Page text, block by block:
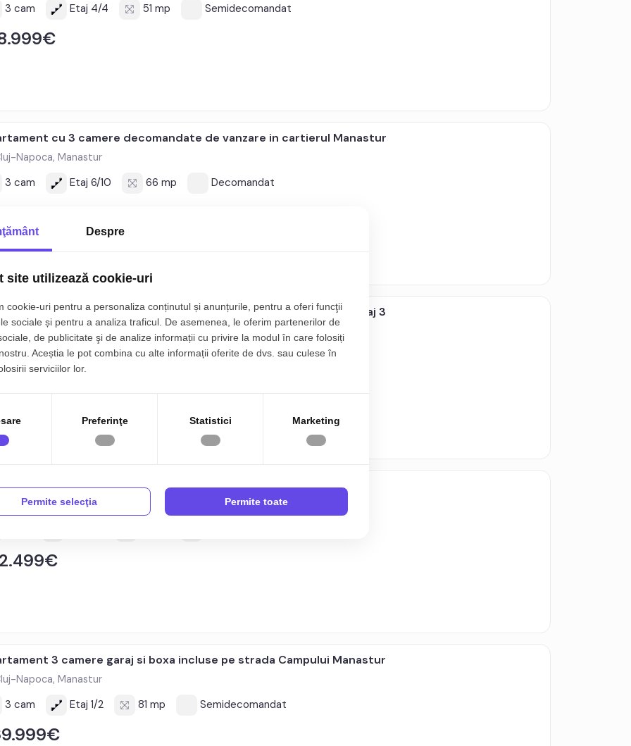
3 cam Etaj 4/4 51 mp Semidecomandat
cu 3 camere decomandate de vanzare in cartierul Manastur
Napoca, Manastur
3 cam Etaj 6/10 66 mp Decomandat
3 camere de vanzare mobilat in Manastur zona Negoiu etaj 3
Napoca, Manastur
3 cam Etaj 3/4 65 mp Decomandat
de vanzare in Manastur langa Parcul Rozelor la cheie
Napoca, Manastur
3 camere garaj si boxa incluse pe strada Campului Manastur
Napoca, Manastur
3 cam Etaj 1/2 81 mp Semidecomandat
Despre
site utilizează cookie-uri
cookie-uri pentru a personaliza conținutul și anunțurile, pentru a oferi funcţii
sociale și pentru a analiza traficul. De asemenea, le oferim partenerilor de
de publicitate şi de analize informații cu privire la modul în care folosiți
Aceștia le pot combina cu alte informații oferite de dvs. sau culese în
serviciilor lor.
Preferinţe Statistici Marketing
Permite selecţia Permite toate